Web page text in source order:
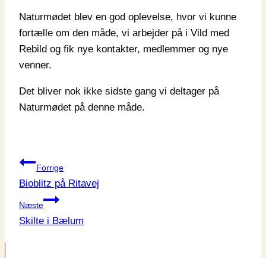
Naturmødet blev en god oplevelse, hvor vi kunne
fortælle om den måde, vi arbejder på i Vild med
Rebild og fik nye kontakter, medlemmer og nye
venner.
Det bliver nok ikke sidste gang vi deltager på
Naturmødet på denne måde.
Indlægsnavigation
Forrige
Bioblitz på Ritavej
Næste
Skilte i Bælum